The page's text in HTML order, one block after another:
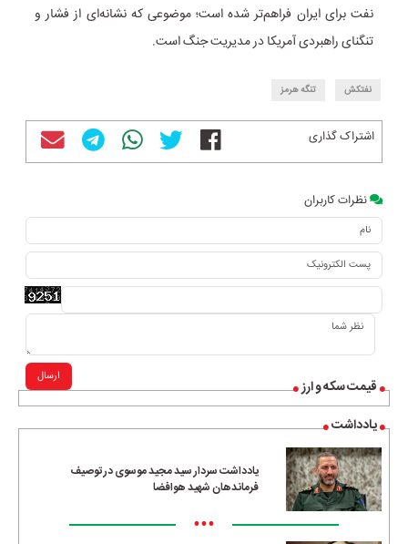
قیمت سکه و ارز
یادداشت
یادداشت سردار سید مجید موسوی در توصیف
فرماندهان شهید هوافضا
•••
نفت برای ایران فراهم‌تر شده است؛ موضوعی که نشانه‌ای از فشار و
تنگنای راهبردی آمریکا در مدیریت جنگ است.
نفتکش تنگه هرمز
اشتراک گذاری
نظرات کاربران
ارسال